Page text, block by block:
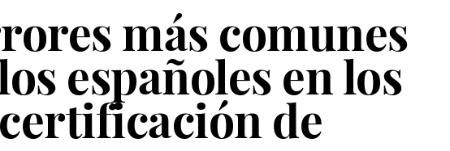
más comunes
españoles en los
de